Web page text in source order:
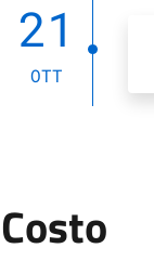
21
OTT
Costo